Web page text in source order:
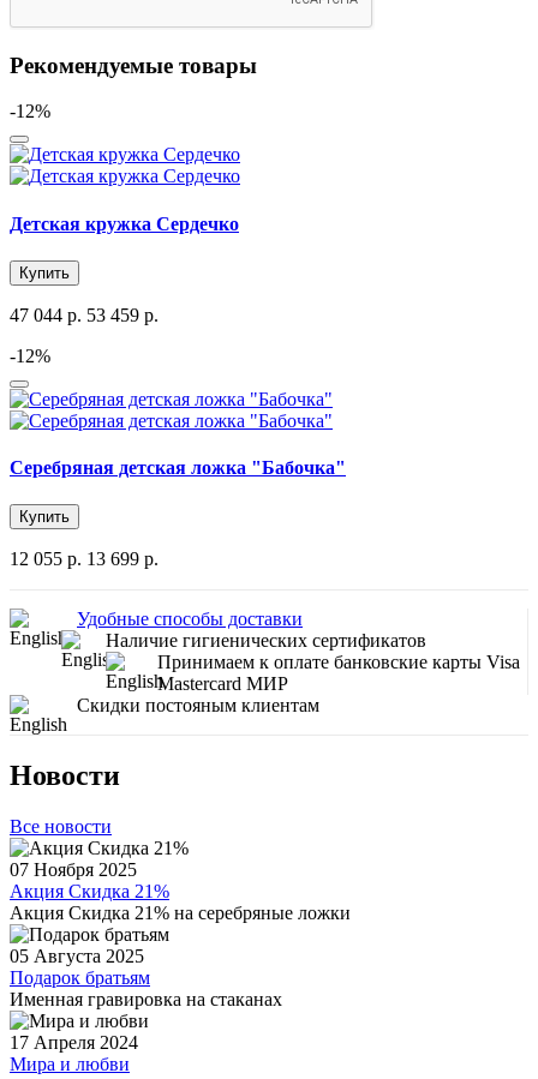
Рекомендуемые товары
-12%
Детская кружка Сердечко
Купить
47 044 р. 53 459 р.
-12%
Серебряная детская ложка "Бабочка"
Купить
12 055 р. 13 699 р.
Удобные способы доставки
Наличие гигиенических сертификатов
Принимаем к оплате банковские карты Visa
Mastercard МИР
Скидки постояным клиентам
Новости
Все новости
07 Ноября 2025
Акция Скидка 21%
Акция Скидка 21% на серебряные ложки
05 Августа 2025
Подарок братьям
Именная гравировка на стаканах
17 Апреля 2024
Мира и любви